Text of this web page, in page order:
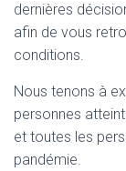
dernières
afin de vous
conditions.
Nous tenons à
personnes
et toutes les
pandémie.